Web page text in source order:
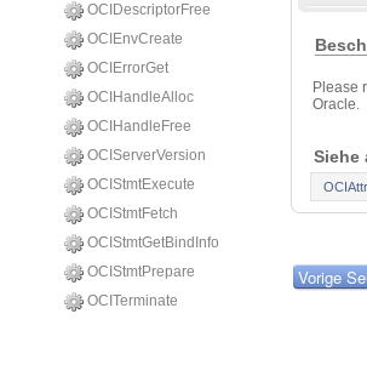
OCIDescriptorFree
OCIEnvCreate
OCIErrorGet
OCIHandleAlloc
OCIHandleFree
OCIServerVersion
OCIStmtExecute
OCIStmtFetch
OCIStmtGetBindInfo
OCIStmtPrepare
OCITerminate
Please
Oracle.
Siehe
Vorige